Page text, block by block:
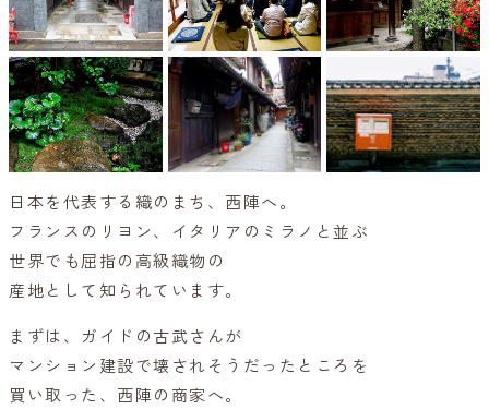
日本を代表する織のまち、西陣へ。
フランスのリヨン、イタリアのミラノと並ぶ
世界でも屈指の高級織物の
産地として知られています。
まずは、ガイドの古武さんが
マンション建設で壊されそうだったところを
買い取った、西陣の商家へ。